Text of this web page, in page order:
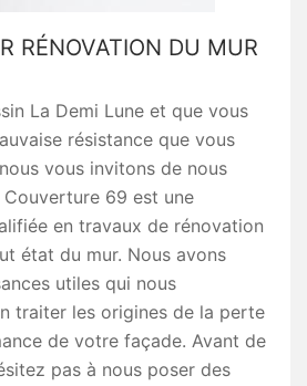
RÉNOVATION DU MUR
La Demi Lune et que vous
résistance que vous
vous invitons de nous
Couverture 69 est une
en travaux de rénovation
état du mur. Nous avons
utiles qui nous
traiter les origines de la perte
de votre façade. Avant de
pas à nous poser des